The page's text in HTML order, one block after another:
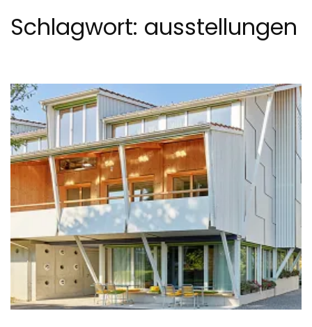
Schlagwort: ausstellungen